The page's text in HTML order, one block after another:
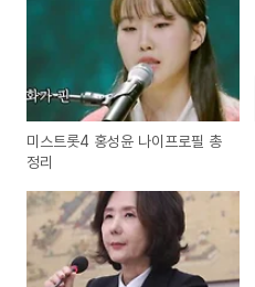
미스트롯4 홍성윤 나이프로필 총
정리